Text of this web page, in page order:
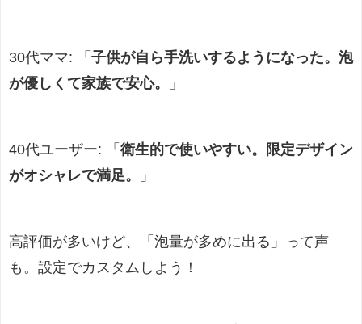
30代ママ: 「 子供が自ら手洗いするようになった。泡
が優しくて家族で安心。
」
40代ユーザー: 「 衛生的で使いやすい。限定デザイン
がオシャレで満足。
」
高評価が多いけど、「泡量が多めに出る」って声
も。設定でカスタムしよう！